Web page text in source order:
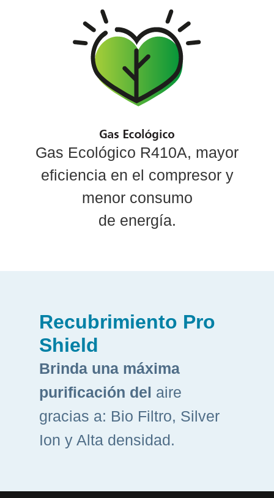
Gas Ecológico R410A, mayor
eficiencia en el compresor y
menor consumo
de energía.
Recubrimiento Pro
Shield
Brinda una máxima
purificación del aire
gracias a: Bio Filtro, Silver
Ion y Alta densidad.